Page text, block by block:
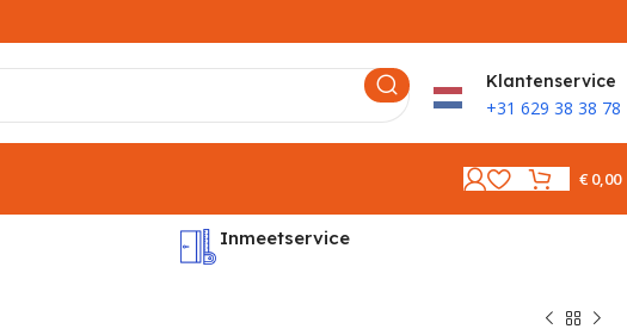
Klantenservice
+31 629 38 38 78
€0,00
Inmeetservice